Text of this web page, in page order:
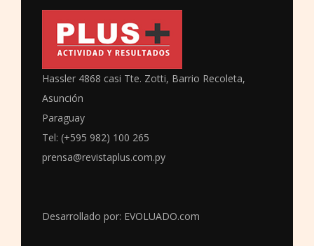
Hassler 4868 casi Tte. Zotti, Barrio Recoleta,
Asunción
Paraguay
Tel: (+595 982) 100 265
prensa@revistaplus.com.py
Desarrollado por: EVOLUADO.com